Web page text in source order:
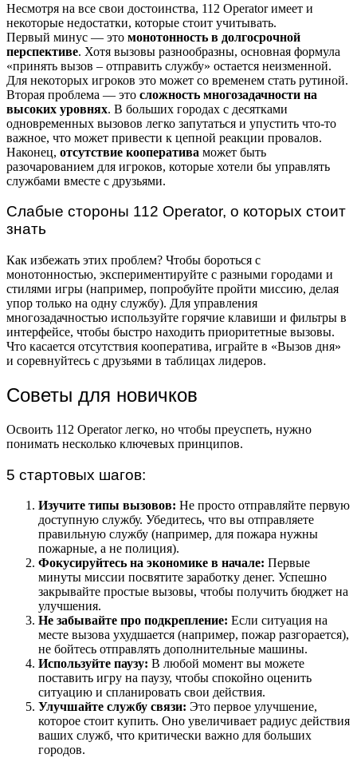
Несмотря на все свои достоинства, 112 Operator имеет и
некоторые недостатки, которые стоит учитывать.
Первый минус — это монотонность в долгосрочной
перспективе. Хотя вызовы разнообразны, основная формула
«принять вызов – отправить службу» остается неизменной.
Для некоторых игроков это может со временем стать рутиной.
Вторая проблема — это сложность многозадачности на
высоких уровнях. В больших городах с десятками
одновременных вызовов легко запутаться и упустить что-то
важное, что может привести к цепной реакции провалов.
Наконец, отсутствие кооператива может быть
разочарованием для игроков, которые хотели бы управлять
службами вместе с друзьями.
Слабые стороны 112 Operator, о которых стоит
знать
Как избежать этих проблем? Чтобы бороться с
монотонностью, экспериментируйте с разными городами и
стилями игры (например, попробуйте пройти миссию, делая
упор только на одну службу). Для управления
многозадачностью используйте горячие клавиши и фильтры в
интерфейсе, чтобы быстро находить приоритетные вызовы.
Что касается отсутствия кооператива, играйте в «Вызов дня»
и соревнуйтесь с друзьями в таблицах лидеров.
Советы для новичков
Освоить 112 Operator легко, но чтобы преуспеть, нужно
понимать несколько ключевых принципов.
5 стартовых шагов:
Изучите типы вызовов: Не просто отправляйте первую
доступную службу. Убедитесь, что вы отправляете
правильную службу (например, для пожара нужны
пожарные, а не полиция).
Фокусируйтесь на экономике в начале: Первые
минуты миссии посвятите заработку денег. Успешно
закрывайте простые вызовы, чтобы получить бюджет на
улучшения.
Не забывайте про подкрепление: Если ситуация на
месте вызова ухудшается (например, пожар разгорается),
не бойтесь отправлять дополнительные машины.
Используйте паузу: В любой момент вы можете
поставить игру на паузу, чтобы спокойно оценить
ситуацию и спланировать свои действия.
Улучшайте службу связи: Это первое улучшение,
которое стоит купить. Оно увеличивает радиус действия
ваших служб, что критически важно для больших
городов.